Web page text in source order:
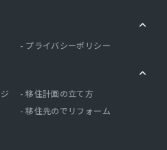
プライバシーポリシー
移住計画の立て方
移住先のでリフォーム